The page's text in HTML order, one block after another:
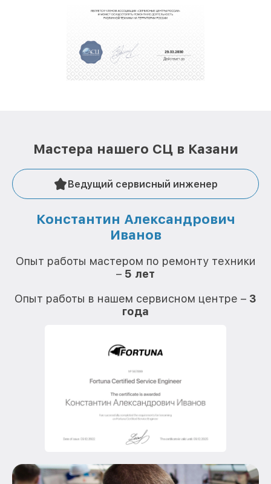
обеспечат доставку устройств в сервис в
полной сохранности и бесплатно.
положительные отзывы и обрели отличную
репутацию. Мы постоянно совершенствуемся и
Мастера нашего СЦ в Казани
Ведущий сервисный инженер
Константин Александрович
Иванов
Опыт работы мастером по ремонту техники
– 5 лет
Опыт работы в нашем сервисном центре – 3
года